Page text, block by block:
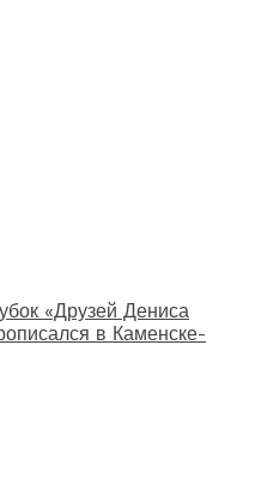
«Друзей Дениса
в Каменске-